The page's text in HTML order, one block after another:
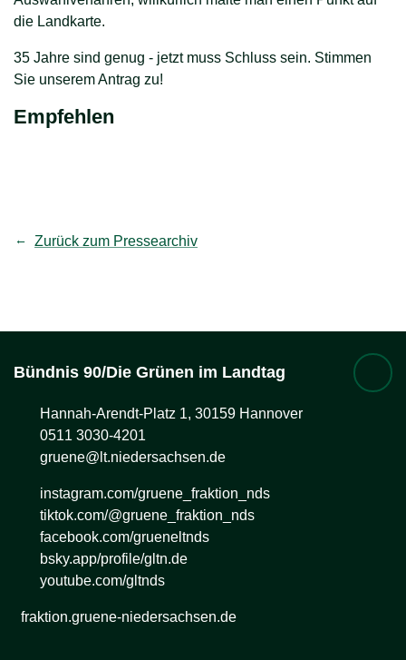
die Landkarte.
35 Jahre sind genug - jetzt muss Schluss sein. Stimmen
Sie unserem Antrag zu!
Empfehlen
Zurück zum Pressearchiv
Bündnis 90/Die Grünen im Landtag
Hannah-Arendt-Platz 1, 30159 Hannover
0511 3030-4201
gruene@lt.niedersachsen.de
instagram.com/gruene_fraktion_nds
tiktok.com/@gruene_fraktion_nds
facebook.com/grueneltnds
bsky.app/profile/gltn.de
youtube.com/gltnds
fraktion.gruene-niedersachsen.de